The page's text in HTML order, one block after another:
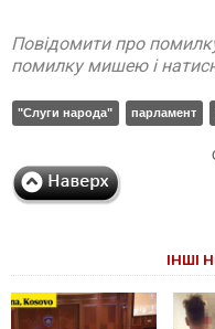
Повідомити про
помилку мишею і
"Слуги народа" парламент
ІНШІ